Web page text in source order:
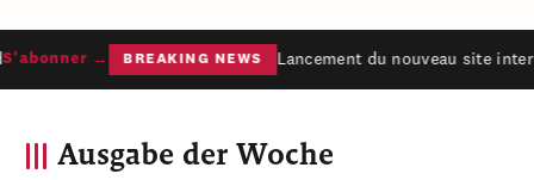
→ BREAKING NEWS Lancement du nouveau site
Ausgabe der Woche